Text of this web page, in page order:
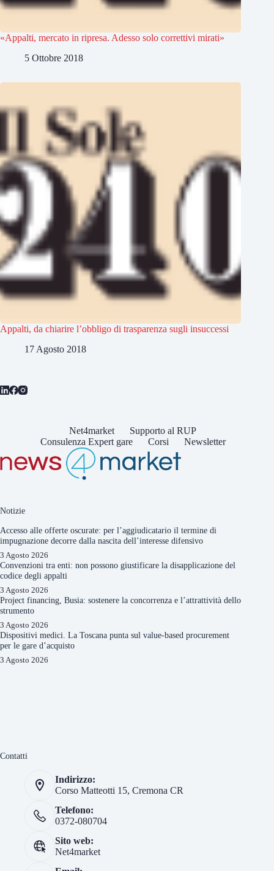
«Appalti, mercato in ripresa. Adesso solo correttivi mirati»
5 Ottobre 2018
Appalti, da chiarire l’obbligo di trasparenza sugli insuccessi
17 Agosto 2018
Net4market
Supporto al RUP
Consulenza Expert gare
Corsi Newsletter
Notizie
Accesso alle offerte oscurate: per l’aggiudicatario il termine di
impugnazione decorre dalla nascita dell’interesse difensivo
3 Agosto 2026
Convenzioni tra enti: non possono giustificare la disapplicazione del
codice degli appalti
3 Agosto 2026
Project financing, Busia: sostenere la concorrenza e l’attrattività dello
strumento
3 Agosto 2026
Dispositivi medici. La Toscana punta sul value-based procurement
per le gare d’acquisto
3 Agosto 2026
Contatti
Indirizzo:
Corso Matteotti 15, Cremona CR
Telefono:
0372-080704
Sito web:
Net4market